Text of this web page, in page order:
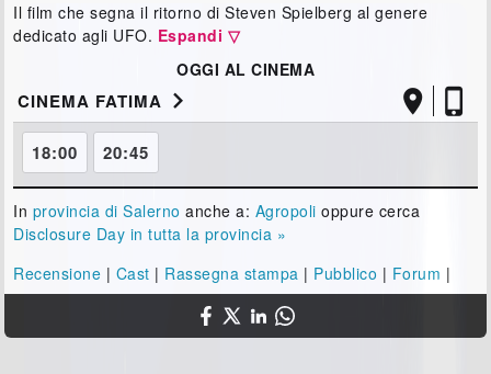
Il film che segna il ritorno di Steven Spielberg al genere
dedicato agli UFO. Espandi ▽
OGGI AL CINEMA


CINEMA FATIMA 
18:00 20:45
In provincia di Salerno anche a: Agropoli oppure cerca
Disclosure Day in tutta la provincia »
Recensione | Cast | Rassegna stampa | Pubblico | Forum |